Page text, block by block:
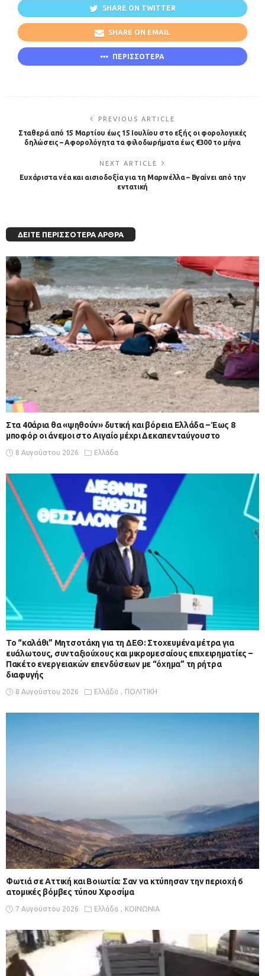
SHARE ON TWITTER
SHARE ON EMAIL
ΠΕΡΙΣΣΟΤΕΡΑ
PREVIOUS ARTICLE
Σταθερά από 15 Μαρτίου έως 15 Ιουλίου στο εξής οι φορολογικές
δηλώσεις – Αφορολόγητα τα φιλοδωρήματα έως €300 το μήνα
NEXT ARTICLE
Ευχάριστα νέα και αισιοδοξία για τη Μαρινέλλα – Βγαίνει από την
εντατική
ΔΕΊΤΕ ΠΕΡΙΣΣΌΤΕΡΑ ΆΡΘΡΑ
Στα 40άρια θα «ψηθούν» δυτική και βόρεια Ελλάδα – Έως 8
μποφόρ οι άνεμοι στο Αιγαίο μέχρι Δεκαπενταύγουστο
8 Αυγούστου 2026 Ελλάδα
Το “καλάθι” Μητσοτάκη για τη ΔΕΘ: Στοχευμένα μέτρα για
ευάλωτους, συνταξιούχους και μικρομεσαίους επιχειρηματίες –
Πακέτο ενεργειακών επενδύσεων με “όχημα” τη ρήτρα
διαφυγής
8 Αυγούστου 2026 Ελλάδα ΠΟΛΙΤΙΚΗ
Φωτιά σε Αττική και Βοιωτία: Σαν να κτύπησαν την περιοχή 6
ατομικές βόμβες τύπου Χιροσίμα
7 Αυγούστου 2026 Ελλάδα ΚΟΙΝΩΝΙΑ